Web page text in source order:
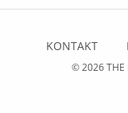
KONTAKT
© 2026THE